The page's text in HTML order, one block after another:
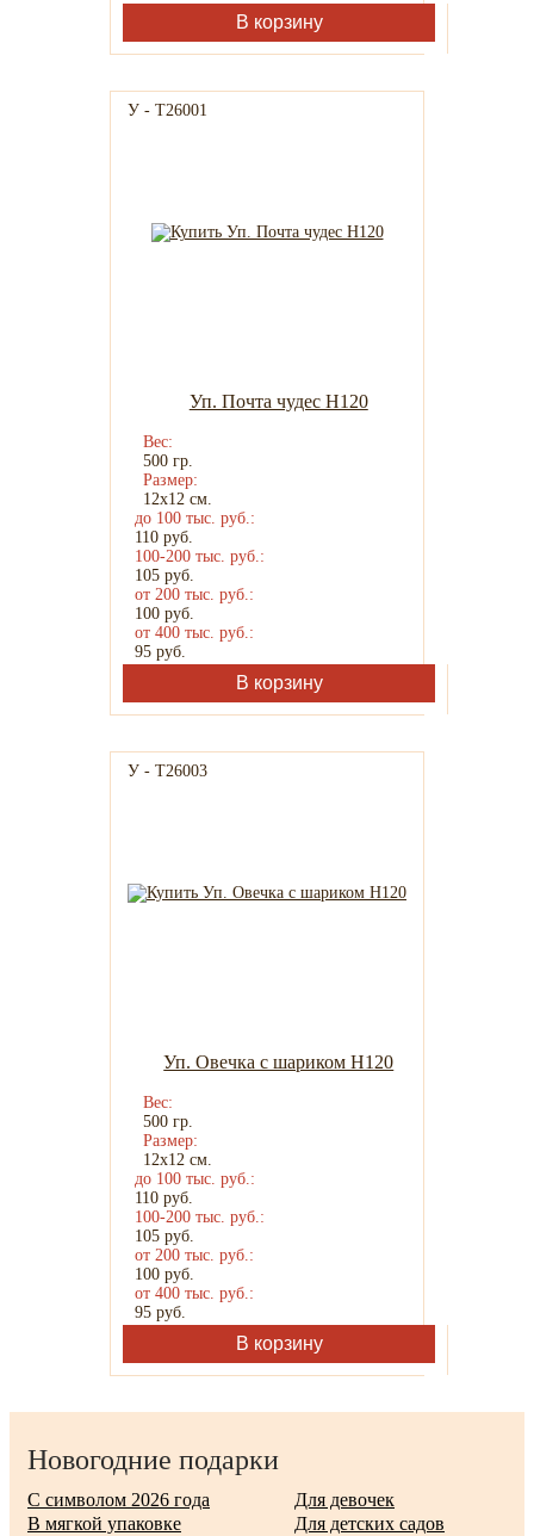
В корзину
У - Т26001
Уп. Почта чудес H120
Вес:
500 гр.
Размер:
12х12 см.
до 100 тыс. руб.:
110 руб.
100-200 тыс. руб.:
105 руб.
от 200 тыс. руб.:
100 руб.
от 400 тыс. руб.:
95 руб.
В корзину
У - Т26003
Уп. Овечка с шариком H120
Вес:
500 гр.
Размер:
12х12 см.
до 100 тыс. руб.:
110 руб.
100-200 тыс. руб.:
105 руб.
от 200 тыс. руб.:
100 руб.
от 400 тыс. руб.:
95 руб.
В корзину
Новогодние подарки
C символом 2026 года
В мягкой упаковке
Для девочек
Для детских садов